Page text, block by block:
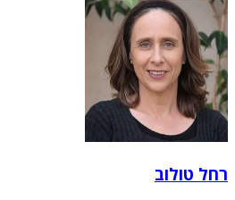
רחל טולוב